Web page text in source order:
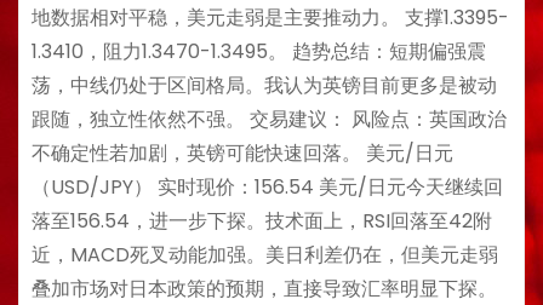
地数据相对平稳，美元走弱是主要推动力。 支撑1.3395-
1.3410，阻力1.3470-1.3495。 趋势总结：短期偏强震
荡，中线仍处于区间格局。我认为英镑目前更多是被动
跟随，独立性依然不强。 交易建议： 风险点：英国政治
不确定性若加剧，英镑可能快速回落。 美元/日元
（USD/JPY） 实时现价：156.54 美元/日元今天继续回
落至156.54，进一步下探。技术面上，RSI回落至42附
近，MACD死叉动能加强。美日利差仍在，但美元走弱
叠加市场对日本政策的预期，直接导致汇率明显下探。